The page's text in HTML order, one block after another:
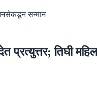
सन्मान
तिघी